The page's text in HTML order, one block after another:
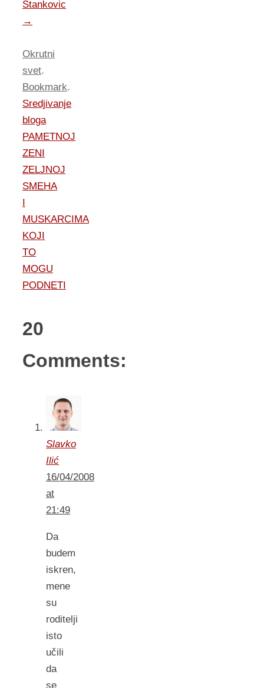
Stankovic
→
Okrutni
svet.
Bookmark.
Sredjivanje
bloga
PAMETNOJ
ZENI
ZELJNOJ
SMEHA
MUSKARCIMA
KOJI
TO
MOGU
PODNETI
20
Comments:
Slavko
Ilić
16/04/2008
at
21:49
Da
budem
iskren,
mene
su
roditelji
isto
učili
da
se